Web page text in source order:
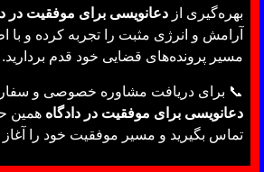
بهره‌گیری از دعانویسی برای موفقیت در
آرامش و انرژی مثبت را تجربه کرده و با
مسیر پرونده‌های قضایی خود قدم بردارید.
📞 برای دریافت مشاوره خصوصی و
دعانویسی برای موفقیت در دادگاه همین
تماس بگیرید و مسیر موفقیت خود را آغاز